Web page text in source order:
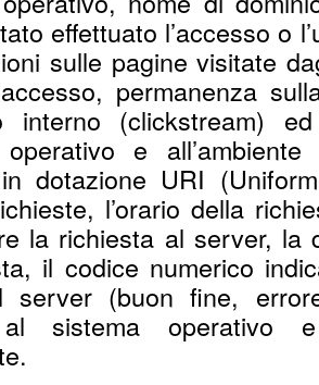
effettuato l’accesso o
sulle pagine visitate
permanenza
interno (clickstream)
e all’ambiente
dotazione URI
l’orario della
la richiesta al server, la
il codice numerico
server (buon fine,
sistema operativo e